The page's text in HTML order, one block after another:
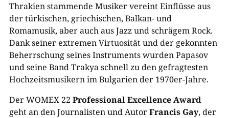
Thrakien stammende Musiker vereint Einflüsse aus
der türkischen, griechischen, Balkan- und
Romamusik, aber auch aus Jazz und schrägem Rock.
Dank seiner extremen Virtuosität und der gekonnten
Beherrschung seines Instruments wurden Papasov
und seine Band Trakya schnell zu den gefragtesten
Hochzeitsmusikern im Bulgarien der 1970er-Jahre.
Der WOMEX 22 Professional Excellence Award
geht an den Journalisten und AutorFrancis Gay, der